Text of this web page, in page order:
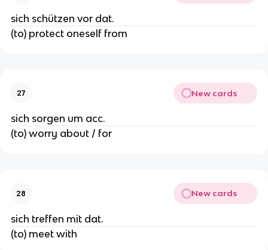
sich schützen vor dat.
(to) protect oneself from
27 New cards
sich sorgen um acc.
(to) worry about / for
28 New cards
sich treffen mit dat.
(to) meet with